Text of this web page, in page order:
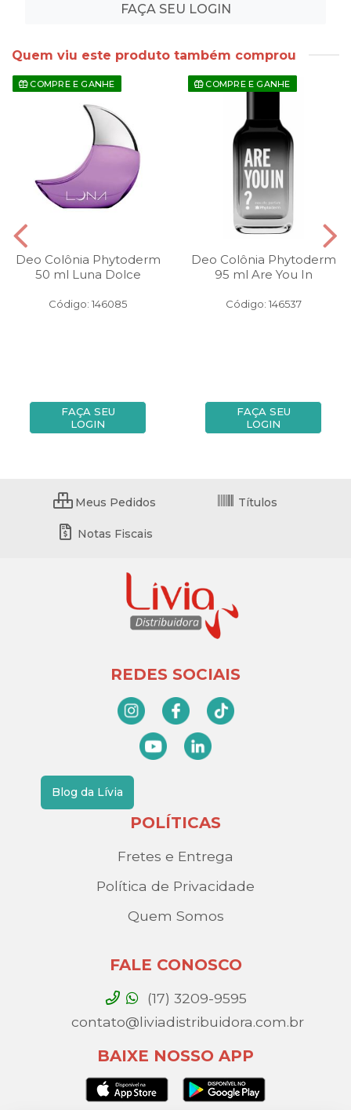
FAÇA SEU LOGIN
Quem viu este produto também comprou
COMPRE E GANHE
Deo Colônia Phytoderm
50 ml Luna Dolce
Código: 146085
FAÇA SEU
LOGIN
COMPRE E GANHE
Deo Colônia Phytoderm
95 ml Are You In
Código: 146537
FAÇA SEU
LOGIN
Meus Pedidos Títulos
Notas Fiscais
REDES SOCIAIS
Blog da Lívia
POLÍTICAS
Fretes e Entrega
Política de Privacidade
Quem Somos
FALE CONOSCO
(17) 3209-9595
contato@liviadistribuidora.com.br
BAIXE NOSSO APP